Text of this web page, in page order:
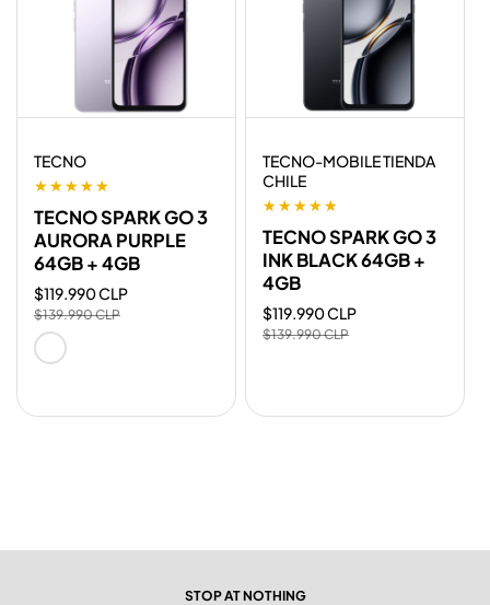
Proveedor:
TECNO
TECNO SPARK GO 3
AURORA PURPLE
64GB + 4GB
Precio
de
oferta
$119.990 CLP
Precio
habitual
$139.990 CLP
Proveedor:
TECNO-MOBILE TIENDA
CHILE
TECNO SPARK GO 3
INK BLACK 64GB +
4GB
Precio
de
$119.990 CLP
Precio
habitual
$139.990 CLP
STOP AT NOTHING